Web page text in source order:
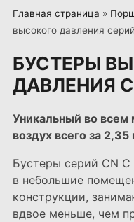
Главная страница »
высокого давления
БУСТЕРЫ
ДАВЛЕНИЯ
Уникальный во
воздух всего за 2,35
Бустеры серий CN
в небольшие
конструкции,
вдвое меньше, чем